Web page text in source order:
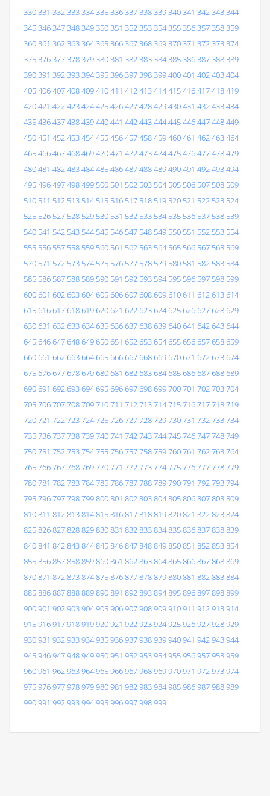
330331 332333334335336337338339340341 342343344
345346347348349350351 352353354355356357358359
360361 362363364365366367368369370371 372373374
375376377378379380381 382383384385386387388389
390391 392393394395396397398399400401 402403404
405406407408409410411 412413414415416417418419
420421 422423424425426427428429430431 432433434
435436437438439440441 442443444445446447448449
450451 452453454455456457458459460461 462463464
465466467468469470471 472473474475476477478479
480481 482483484485486487488489490491 492493494
495496497498499 500 501 502 503 504 505 506 507 508 509
510 511 512 513 514 515 516 517 518 519 520 521 522 523 524
525 526 527 528 529 530 531 532 533 534 535 536 537 538 539
540 541 542 543 544 545 546 547 548 549 550 551 552 553 554
555 556 557 558 559 560 561 562 563 564 565 566 567 568 569
570 571 572 573 574 575 576 577 578 579 580 581 582 583 584
585 586 587 588 589 590 591 592 593 594 595 596 597 598 599
600601 602603604605606607608609610611 612613614
615616617618619620621 622623624625626627628629
630631 632633634635636637638639640641 642643644
645646647648649650651 652653654655656657658659
660661 662663664665666667668669670671 672673674
675676677678679680681 682683684685686687688689
690691 692693694695696697698699700701 702703704
705706707708709710711 712713714715716717718719
720721 722723724725726727728729730731 732733734
735736737738739740741 742743744745746747748749
750751 752753754755756757758759760761 762763764
765766767768769770771 772773774775776777778779
780781 782783784785786787788789790791 792793794
795796797798799800801 802803804805806807808809
810811 812813814815816817818819820821 822823824
825826827828829830831 832833834835836837838839
840841 842843844845846847848849850851 852853854
855856857858859860861 862863864865866867868869
870871 872873874875876877878879880881 882883884
885886887888889890891 892893894895896897898899
900901 902903904905906907908909910911 912913914
915916917918919920921 922923924925926927928929
930931 932933934935936937938939940941 942943944
945946947948949950951 952953954955956957958959
960961 962963964965966967968969970971 972973974
975976977978979980981 982983984985986987988989
990991 992993994995996997998999